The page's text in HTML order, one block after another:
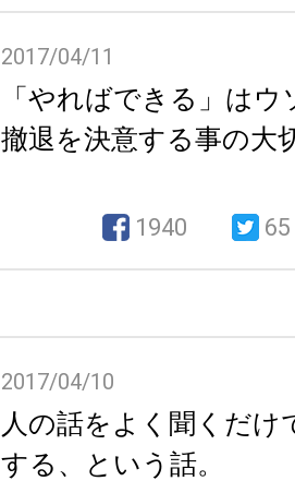
2017/04/11
「やればできる」は
撤退を決意する事の大
1940 65
2017/04/10
人の話をよく聞くだけ
する、という話。